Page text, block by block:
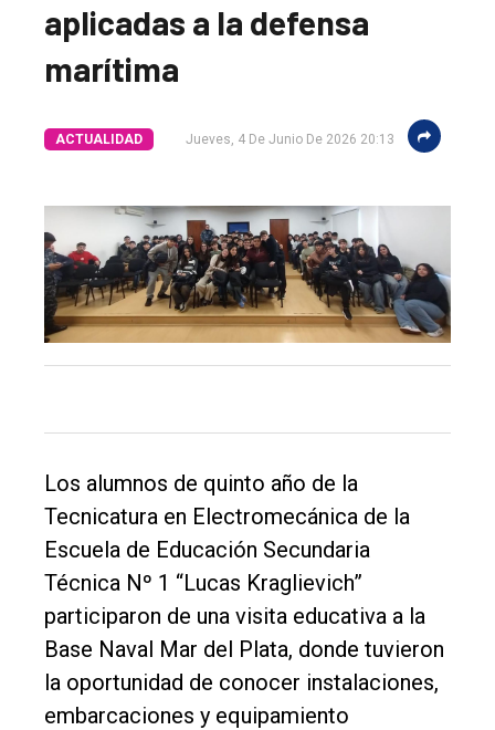
único
Balcarce
Inicio
Tendencia
Int.
General
aplicadas a la defensa
marítima
ACTUALIDAD Jueves, 4 De Junio De 2026 20:13
Los alumnos de quinto año de la
Tecnicatura en Electromecánica de la
Escuela de Educación Secundaria
Técnica Nº 1 “Lucas Kraglievich”
participaron de una visita educativa a la
Base Naval Mar del Plata, donde tuvieron
la oportunidad de conocer instalaciones,
embarcaciones y equipamiento